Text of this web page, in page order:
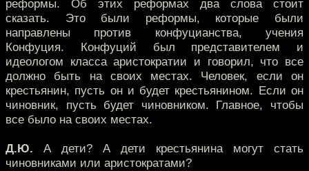
реформы. Об этих реформах два слова стоит
сказать. Это были реформы, которые были
направлены против конфуцианства, учения
Конфуция. Конфуций был представителем и
идеологом класса аристократии и говорил, что все
должно быть на своих местах. Человек, если он
крестьянин, пусть он и будет крестьянином. Если он
чиновник, пусть будет чиновником. Главное, чтобы
все было на своих местах.
Д.Ю. А дети? А дети крестьянина могут стать
чиновниками или аристократами?